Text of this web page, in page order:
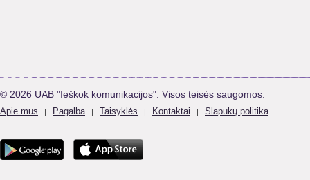
© 2026 UAB "Ieškok komunikacijos". Visos teisės saugomos.
Apie mus | Pagalba | Taisyklės | Kontaktai | Slapukų politika